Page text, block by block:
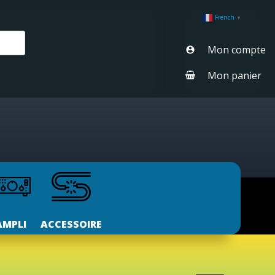
French ▼
Mon compte
Mon panier
ACCESSOIRE